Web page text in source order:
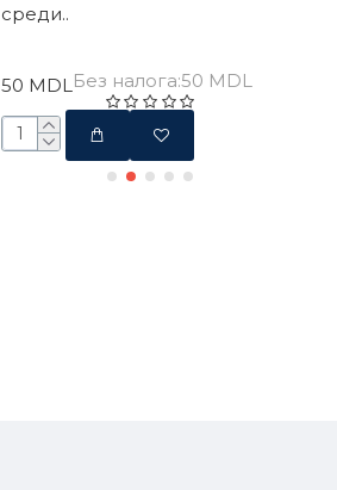
среди..
50 MDL Без налога:50 MDL